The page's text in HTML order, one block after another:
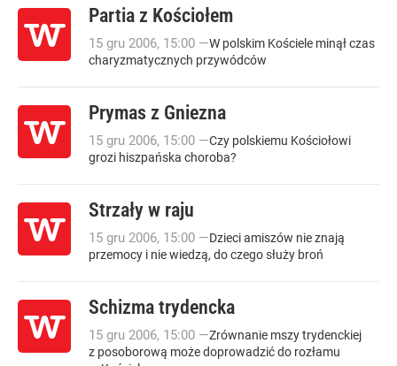
Partia z Kościołem
15 gru 2006, 15:00 —W polskim Kościele minął czas
charyzmatycznych przywódców
Prymas z Gniezna
15 gru 2006, 15:00 —Czy polskiemu Kościołowi
grozi hiszpańska choroba?
Strzały w raju
15 gru 2006, 15:00 —Dzieci amiszów nie znają
przemocy i nie wiedzą, do czego służy broń
Schizma trydencka
15 gru 2006, 15:00 —Zrównanie mszy trydenckiej
z posoborową może doprowadzić do rozłamu